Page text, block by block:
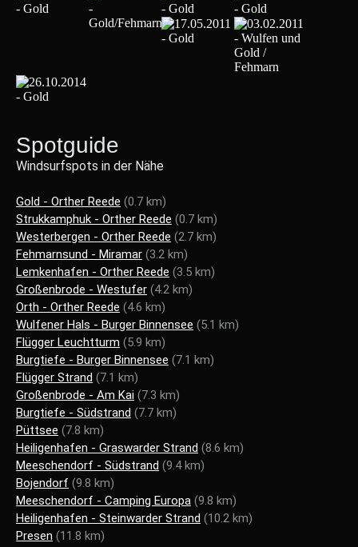
Spotguide
Windsurfspots in der Nähe
Gold - Orther Reede (0.7 km)
Strukkamphuk - Orther Reede (0.7 km)
Westerbergen - Orther Reede (2.7 km)
Fehmarnsund - Miramar (3.2 km)
Lemkenhafen - Orther Reede (3.5 km)
Großenbrode - Westufer (4.2 km)
Orth - Orther Reede (4.6 km)
Wulfener Hals - Burger Binnensee (5.1 km)
Flügger Leuchtturm (5.9 km)
Burgtiefe - Burger Binnensee (7.1 km)
Flügger Strand (7.1 km)
Großenbrode - Am Kai (7.3 km)
Burgtiefe - Südstrand (7.7 km)
Püttsee (7.8 km)
Heiligenhafen - Graswarder Strand (8.6 km)
Meeschendorf - Südstrand (9.4 km)
Bojendorf (9.8 km)
Meeschendorf - Camping Europa (9.8 km)
Heiligenhafen - Steinwarder Strand (10.2 km)
Presen (11.8 km)